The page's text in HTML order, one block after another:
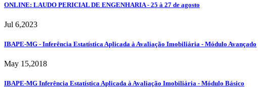
ONLINE: LAUDO PERICIAL DE ENGENHARIA - 25 à 27 de agosto
Jul 6,2023
IBAPE-MG - Inferência Estatística Aplicada à Avaliação Imobiliária - Módulo Avançado
May 15,2018
IBAPE-MG Inferência Estatística Aplicada à Avaliação Imobiliária - Módulo Básico